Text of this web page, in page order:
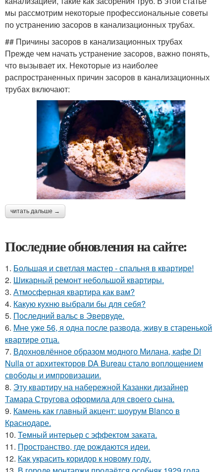
мы рассмотрим некоторые профессиональные советы
по устранению засоров в канализационных трубах.
## Причины засоров в канализационных трубах
Прежде чем начать устранение засоров, важно понять,
что вызывает их. Некоторые из наиболее
распространенных причин засоров в канализационных
трубах включают:
читать дальше →
Последние обновления на сайте:
1. Большая и светлая мастер - спальня в квартире!
2. Шикарный ремонт небольшой квартиры.
3. Атмосферная квартира как вам?
4. Какую кухню выбрали бы для себя?
5. Последний вальс в Эвервуде.
6. Мне уже 56, я одна после развода, живу в старенькой
квартире отца.
7. Вдохновлённое образом модного Милана, кафе Di
Nulla от архитекторов DA Bureau стало воплощением
свободы и импровизации.
8. Эту квартиру на набережной Казанки дизайнер
Тамара Стругова оформила для своего сына.
9. Камень как главный акцент: шоурум Blanco в
Краснодаре.
10. Темный интерьер с эффектом заката.
11. Пространство, где рождаются идеи.
12. Как украсить коридор к новому году.